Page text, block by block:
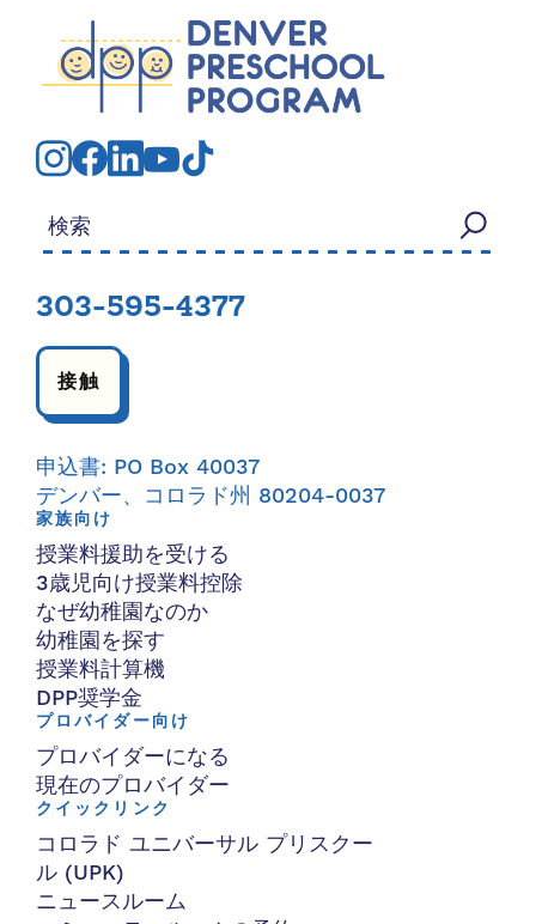
検索する：
303-595-4377
接触
申込書: PO Box 40037
デンバー、コロラド州 80204-0037
家族向け
授業料援助を受ける
3歳児向け授業料控除
なぜ幼稚園なのか
幼稚園を探す
授業料計算機
DPP奨学金
プロバイダー向け
プロバイダーになる
現在のプロバイダー
クイックリンク
コロラド ユニバーサル プリスクー
ル (UPK)
ニュースルーム